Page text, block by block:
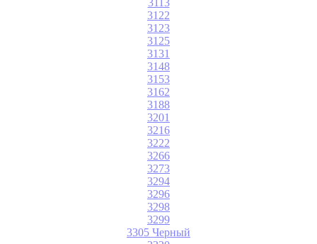
3122
3123
3125
3131
3148
3153
3162
3188
3201
3216
3222
3266
3273
3294
3296
3298
3299
3305 Черный